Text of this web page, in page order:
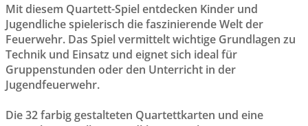
Mit diesem Quartett-Spiel entdecken Kinder und
Jugendliche spielerisch die faszinierende Welt der
Feuerwehr. Das Spiel vermittelt wichtige Grundlagen zu
Technik und Einsatz und eignet sich ideal für
Gruppenstunden oder den Unterricht in der
Jugendfeuerwehr.
Die 32 farbig gestalteten Quartettkarten und eine